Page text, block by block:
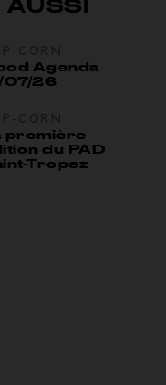
AUSSI
Agenda
07/26
première
du PAD
Tropez